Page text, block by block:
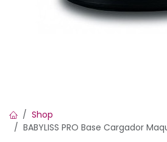
Shop
BABYLISS PRO Base Cargador